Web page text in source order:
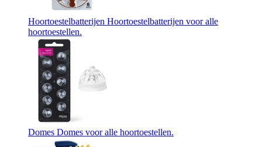
Hoortoestelbatterijen Hoortoestelbatterijen voor alle
hoortoestellen.
Domes Domes voor alle hoortoestellen.